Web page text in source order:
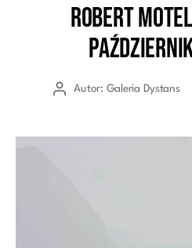
Robert
AutorAutor: Galeria Dystans